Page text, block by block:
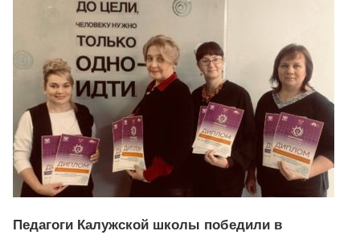
Педагоги Калужской школы победили в